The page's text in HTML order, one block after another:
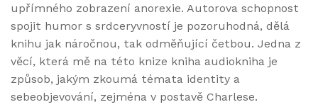
upřímného zobrazení anorexie. Autorova schopnost
spojit humor s srdceryvností je pozoruhodná, dělá
knihu jak náročnou, tak odměňující četbou. Jedna z
věcí, která mě na této knize kniha audiokniha je
způsob, jakým zkoumá témata identity a
sebeobjevování, zejména v postavě Charlese.